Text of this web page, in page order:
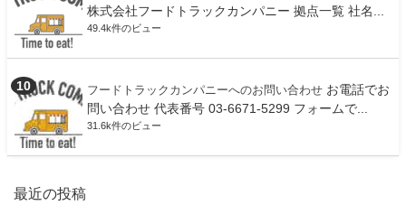
株式会社フードトラックカンパニー 拠点一覧 社名...
49.4k件のビュー
フードトラックカンパニーへのお問い合わせ お電話でお
問い合わせ 代表番号 03-6671-5299 フォームで...
31.6k件のビュー
最近の投稿